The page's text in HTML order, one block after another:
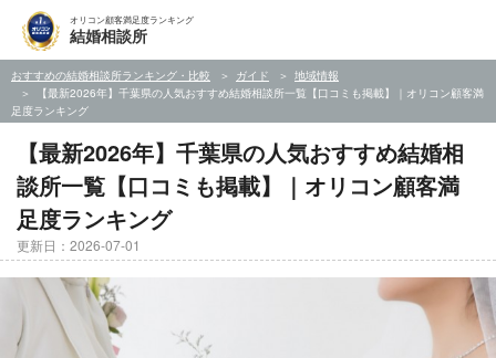
オリコン顧客満足度ランキング
結婚相談所
おすすめの結婚相談所ランキング・比較 ガイド
地域情報
【最新2026年】千葉県の人気おすすめ結婚相談所一覧【口コミも掲載】｜オリコン顧客満
足度ランキング
【最新2026年】千葉県の人気おすすめ結婚相
談所一覧【口コミも掲載】｜オリコン顧客満
足度ランキング
更新日：2026-07-01